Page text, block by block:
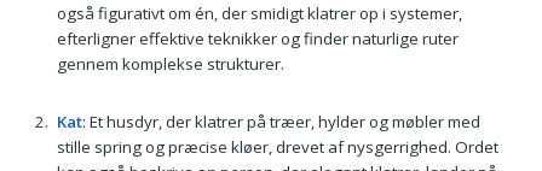
også figurativt om én, der smidigt klatrer op i systemer,
efterligner effektive teknikker og finder naturlige ruter
gennem komplekse strukturer.
Kat: Et husdyr, der klatrer på træer, hylder og møbler med
stille spring og præcise kløer, drevet af nysgerrighed. Ordet